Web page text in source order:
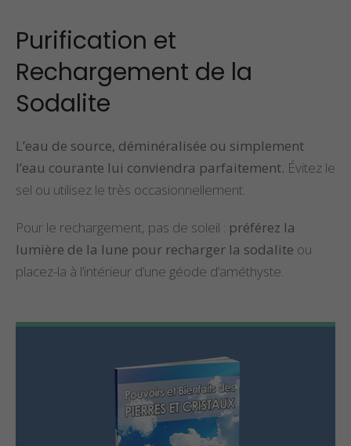
Purification et
Rechargement de la
Sodalite
L’eau de source, déminéralisée ou simplement
l’eau courante lui conviendra parfaitement. Évitez le
sel ou utilisez le très occasionnellement.
Pour le rechargement, pas de soleil : préférez la
lumière de la lune pour recharger la sodalite ou
placez-la à l’intérieur d’une géode d’améthyste.